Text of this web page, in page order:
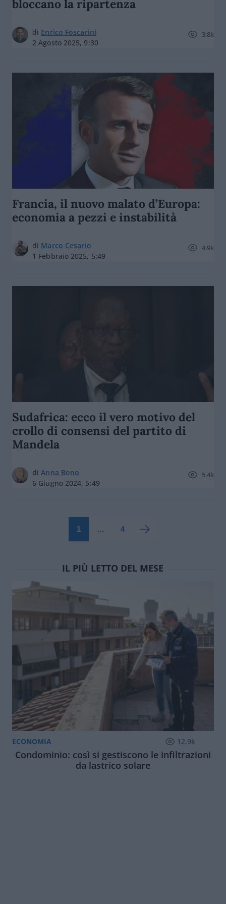
bloccano la ripartenza
di Enrico Foscarini
2 Agosto 2025, 9:30
3.8k
Francia, il nuovo malato d’Europa:
economia a pezzi e instabilità
di Marco Cesario
1 Febbraio 2025, 5:49
4.9k
Sudafrica: ecco il vero motivo del
crollo di consensi del partito di
Mandela
diAnna Bono
6 Giugno 2024, 5:49
5.4k
1 … 4
IL PIÙ LETTO DEL MESE
ECONOMIA 12.9k
Condominio: così si gestiscono le infiltrazioni
da lastrico solare